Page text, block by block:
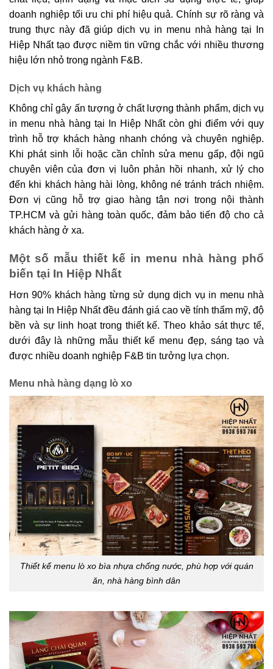
doanh nghiệp tối ưu chi phí hiệu quả. Chính sự rõ ràng và
trung thực này đã giúp dịch vụ in menu nhà hàng tại In
Hiệp Nhất tạo được niềm tin vững chắc với nhiều thương
hiệu lớn nhỏ trong ngành F&B.
Dịch vụ khách hàng
Không chỉ gây ấn tượng ở chất lượng thành phẩm, dịch vụ
in menu nhà hàng tại In Hiệp Nhất còn ghi điểm với quy
trình hỗ trợ khách hàng nhanh chóng và chuyên nghiệp.
Khi phát sinh lỗi hoặc cần chỉnh sửa menu gấp, đội ngũ
chuyên viên của đơn vị luôn phản hồi nhanh, xử lý cho
đến khi khách hàng hài lòng, không né tránh trách nhiệm.
Đơn vị cũng hỗ trợ giao hàng tận nơi trong nội thành
TP.HCM và gửi hàng toàn quốc, đảm bảo tiến độ cho cả
khách hàng ở xa.
Một số mẫu thiết kế in menu nhà hàng phổ
biến tại In Hiệp Nhất
Hơn 90% khách hàng từng sử dụng dịch vụ in menu nhà
hàng tại In Hiệp Nhất đều đánh giá cao về tính thẩm mỹ, độ
bền và sự linh hoạt trong thiết kế. Theo khảo sát thực tế,
dưới đây là những mẫu thiết kế menu đẹp, sáng tạo và
được nhiều doanh nghiệp F&B tin tưởng lựa chọn.
Menu nhà hàng dạng lò xo
Thiết kế menu lò xo bìa nhựa chống nước, phù hợp với quán
ăn, nhà hàng bình dân